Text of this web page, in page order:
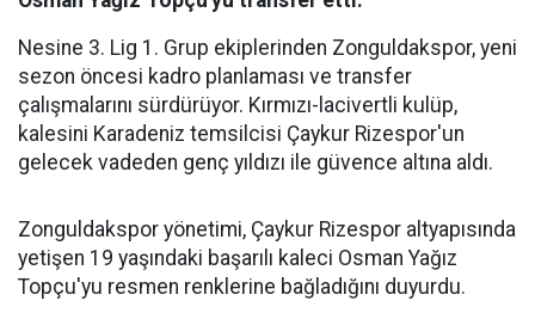
Nesine 3. Lig 1. Grup ekiplerinden Zonguldakspor, yeni
sezon öncesi kadro planlaması ve transfer
çalışmalarını sürdürüyor. Kırmızı-lacivertli kulüp,
kalesini Karadeniz temsilcisi Çaykur Rizespor'un
gelecek vadeden genç yıldızı ile güvence altına aldı.
Zonguldakspor yönetimi, Çaykur Rizespor altyapısında
yetişen 19 yaşındaki başarılı kaleci Osman Yağız
Topçu'yu resmen renklerine bağladığını duyurdu.